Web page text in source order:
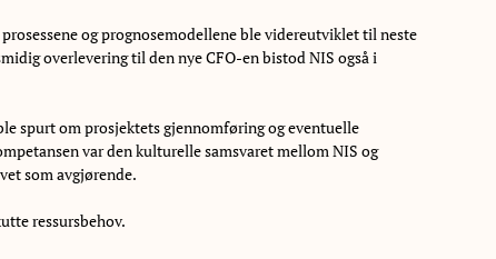
og prognosemodellene ble videreutviklet til neste
overlevering til den nye CFO-en bistod NIS også i
spurt om prosjektets gjennomføring og eventuelle
var den kulturelle samsvaret mellom NIS og
som avgjørende.
ressursbehov.